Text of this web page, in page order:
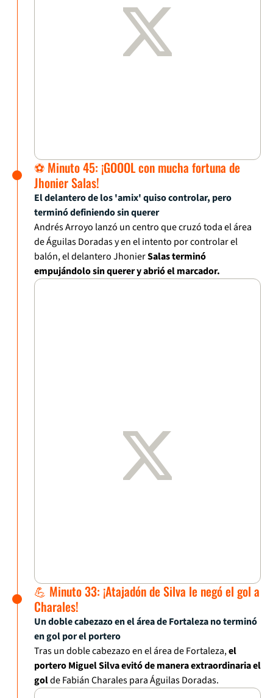
⚽ Minuto 45: ¡GOOOL con mucha fortuna de
Jhonier Salas!
El delantero de los 'amix' quiso controlar, pero
terminó definiendo sin querer
Andrés Arroyo lanzó un centro que cruzó toda el área
de Águilas Doradas y en el intento por controlar el
balón, el delantero JhonierSalas terminó
empujándolo sin querer y abrió el marcador.
💪 Minuto 33: ¡Atajadón de Silva le negó el gol a
Charales!
Un doble cabezazo en el área de Fortaleza no terminó
en gol por el portero
Tras un doble cabezazo en el área de Fortaleza,el
portero Miguel Silva evitó de manera extraordinaria el
golde Fabián Charales para Águilas Doradas.